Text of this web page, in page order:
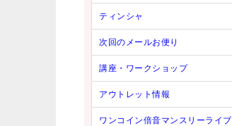
ティンシャ
次回のメールお便り
講座・ワークショップ
アウトレット情報
ワンコイン倍音マンスリーライブ